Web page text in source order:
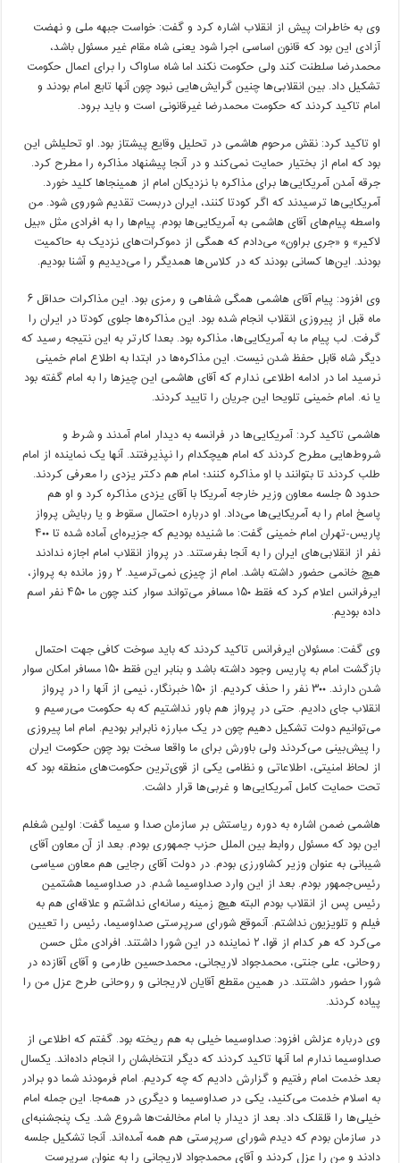
وی به خاطرات پیش از انقلاب اشاره کرد و گفت: خواست جبهه ملی و نهضت
آزادی این بود که قانون اساسی اجرا شود یعنی شاه مقام غیر مسئول باشد،
محمدرضا سلطنت کند ولی حکومت نکند اما شاه ساواک را برای اعمال حکومت
تشکیل داد. بین انقلابی‌ها چنین گرایش‌هایی نبود چون آنها تابع امام بودند و
امام تاکید کردند که حکومت محمدرضا غیرقانونی است و باید برود.
او تاکید کرد: نقش مرحوم هاشمی در تحلیل وقایع پیشتاز بود. او تحلیلش این
بود که امام از بختیار حمایت نمی‌کند و در آنجا پیشنهاد مذاکره را مطرح کرد.
جرقه آمدن آمریکایی‌ها برای مذاکره با نزدیکان امام از همینجاها کلید خورد.
آمریکایی‌ها ترسیدند که اگر کودتا کنند، ایران دربست تقدیم شوروی شود. من
واسطه پیام‌های آقای هاشمی به آمریکایی‌ها بودم. پیام‌ها را به افرادی مثل «بیل
لاکیر» و «جری براون» می‌دادم که همگی از دموکرات‌های نزدیک به حاکمیت
بودند. این‌ها کسانی بودند که در کلاس‌ها همدیگر را می‌دیدیم و آشنا بودیم.
وی افزود: پیام آقای هاشمی همگی شفاهی و رمزی بود. این مذاکرات حداقل ۶
ماه قبل از پیروزی انقلاب انجام شده بود. این مذاکره‌ها جلوی کودتا در ایران را
گرفت. لب پیام ما به آمریکایی‌ها، مذاکره بود. بعدا کارتر به این نتیجه رسید که
دیگر شاه قابل حفظ شدن نیست. این مذاکره‌ها در ابتدا به اطلاع امام خمینی
نرسید اما در ادامه اطلاعی ندارم که آقای هاشمی این چیزها را به امام گفته بود
یا نه. امام خمینی تلویحا این جریان را تایید کردند.
هاشمی تاکید کرد: آمریکایی‌ها در فرانسه به دیدار امام آمدند و شرط و
شروط‌هایی مطرح کردند که امام هیچکدام را نپذیرفتند. آنها یک نماینده از امام
طلب کردند تا بتوانند با او مذاکره کنند؛ امام هم دکتر یزدی را معرفی کردند.
حدود ۵ جلسه معاون وزیر خارجه آمریکا با آقای یزدی مذاکره کرد و او هم
پاسخ امام را به آمریکایی‌ها می‌داد. او درباره احتمال سقوط و یا ربایش پرواز
پاریس-تهران امام خمینی گفت: ما شنیده بودیم که جزیره‌ای آماده شده تا ۴۰۰
نفر از انقلابی‌های ایران را به آنجا بفرستند. در پرواز انقلاب امام اجازه ندادند
هیچ خانمی حضور داشته باشد. امام از چیزی نمی‌ترسید. ۲ روز مانده به پرواز،
ایرفرانس اعلام کرد که فقط ۱۵۰ مسافر می‌تواند سوار کند چون ما ۴۵۰ نفر اسم
داده بودیم.
وی گفت: مسئولان ایرفرانس تاکید کردند که باید سوخت کافی جهت احتمال
بازگشت امام به پاریس وجود داشته باشد و بنابر این فقط ۱۵۰ مسافر امکان سوار
شدن دارند. ۳۰۰ نفر را حذف کردیم. از ۱۵۰ خبرنگار، نیمی از آنها را در پرواز
انقلاب جای دادیم. حتی در پرواز هم باور نداشتیم که به حکومت می‌رسیم و
می‌توانیم دولت تشکیل دهیم چون در یک مبارزه نابرابر بودیم. امام اما پیروزی
را پیش‌بینی می‌کردند ولی باورش برای ما واقعا سخت بود چون حکومت ایران
از لحاظ امنیتی، اطلاعاتی و نظامی یکی از قوی‌ترین حکومت‌های منطقه بود که
تحت حمایت کامل آمریکایی‌ها و غربی‌ها قرار داشت.
هاشمی ضمن اشاره به دوره ریاستش بر سازمان صدا و سیما گفت: اولین شغلم
این بود که مسئول روابط بین الملل حزب جمهوری بودم. بعد از آن معاون آقای
شیبانی به عنوان وزیر کشاورزی بودم. در دولت آقای رجایی هم معاون سیاسی
رئیس‌جمهور بودم. بعد از این وارد صداوسیما شدم. در صداوسیما هشتمین
رئیس پس از انقلاب بودم البته هیچ زمینه رسانه‌ای نداشتم و علاقه‌ای هم به
فیلم و تلویزیون نداشتم. آنموقع شورای سرپرستی صداوسیما، رئیس را تعیین
می‌کرد که هر کدام از قوا، ۲ نماینده در این شورا داشتند. افرادی مثل حسن
روحانی، علی جنتی، محمدجواد لاریجانی، محمدحسین طارمی و آقای آقازده در
شورا حضور داشتند. در همین مقطع آقایان لاریجانی و روحانی طرح عزل من را
پیاده کردند.
وی درباره عزلش افزود: صداوسیما خیلی به هم ریخته بود. گفتم که اطلاعی از
صداوسیما ندارم اما آنها تاکید کردند که دیگر انتخابشان را انجام داده‌اند. یکسال
بعد خدمت امام رفتیم و گزارش دادیم که چه کردیم. امام فرمودند شما دو برادر
به اسلام خدمت می‌کنید، یکی در صداوسیما و دیگری در همه‌جا. این جمله امام
خیلی‌ها را قلقلک داد. بعد از دیدار با امام مخالفت‌ها شروع شد. یک پنجشنبه‌ای
در سازمان بودم که دیدم شورای سرپرستی هم همه آمده‌اند. آنجا تشکیل جلسه
دادند و من را عزل کردند و آقای محمدجواد لاریجانی را به عنوان سرپرست